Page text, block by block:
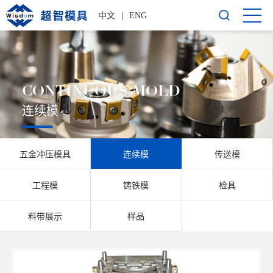
中文 ENG
CONTINUOUS MOLD
连续模
五金冲压模具 连续模 传送模
工程模 铸铁模 检具
料带展示 样品